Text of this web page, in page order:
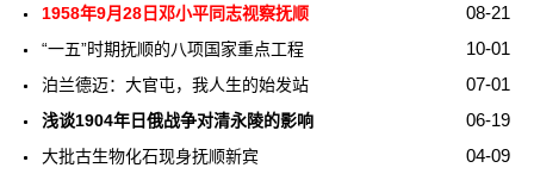
08-21
1958年9月28日邓小平同志视察抚顺
10-01
“一五”时期抚顺的八项国家重点工程
07-01
泊兰德迈：大官屯，我人生的始发站
06-19
浅谈1904年日俄战争对清永陵的影响
04-09
大批古生物化石现身抚顺新宾